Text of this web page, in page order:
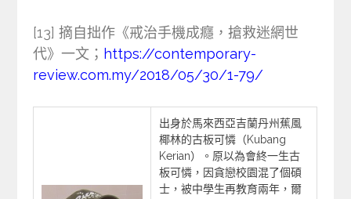
[13] 摘自拙作《戒治手機成癮，搶救迷網世
代》一文； https://contemporary-
review.com.my/2018/05/30/1-79/
出身於馬來西亞吉蘭丹州蕉風
椰林的古板可憐（Kubang
Kerian）。原以為會終一生古
板可憐，因貪戀校園混了個碩
士，被中學生再教育兩年，爾